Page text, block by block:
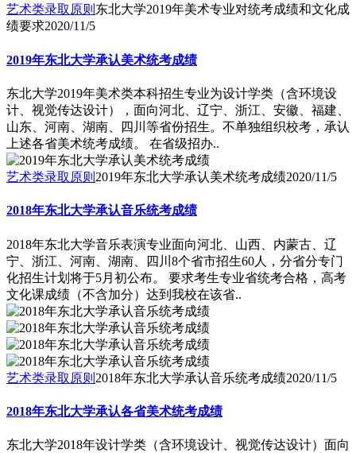
艺术类录取原则 东北大学2019年美术专业对统考成绩和文化成
绩要求2020/11/5
2019年东北大学承认美术统考成绩
东北大学2019年美术类本科招生专业为设计学类（含环境设
计、视觉传达设计），面向河北、辽宁、浙江、安徽、福建、
山东、河南、湖南、四川等省份招生。不单独组织校考，承认
上述各省美术统考成绩。 在省级招办..
艺术类录取原则 2019年东北大学承认美术统考成绩2020/11/5
2018年东北大学承认音乐统考成绩
2018年东北大学音乐表演专业面向河北、山西、内蒙古、辽
宁、浙江、河南、湖南、四川8个省市招生60人，分省分专门
化招生计划将于5月初公布。 要求考生专业省统考合格，高考
文化课成绩（不含加分）达到我校在该省..
艺术类录取原则 2018年东北大学承认音乐统考成绩2020/11/5
2018年东北大学承认各省美术统考成绩
东北大学2018年设计学类（含环境设计、视觉传达设计）面向